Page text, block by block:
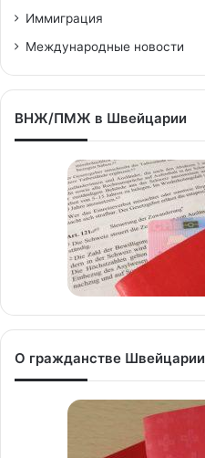
Иммиграция
Международные новости
ВНЖ/ПМЖ в Швейцарии
О гражданстве Швейцарии